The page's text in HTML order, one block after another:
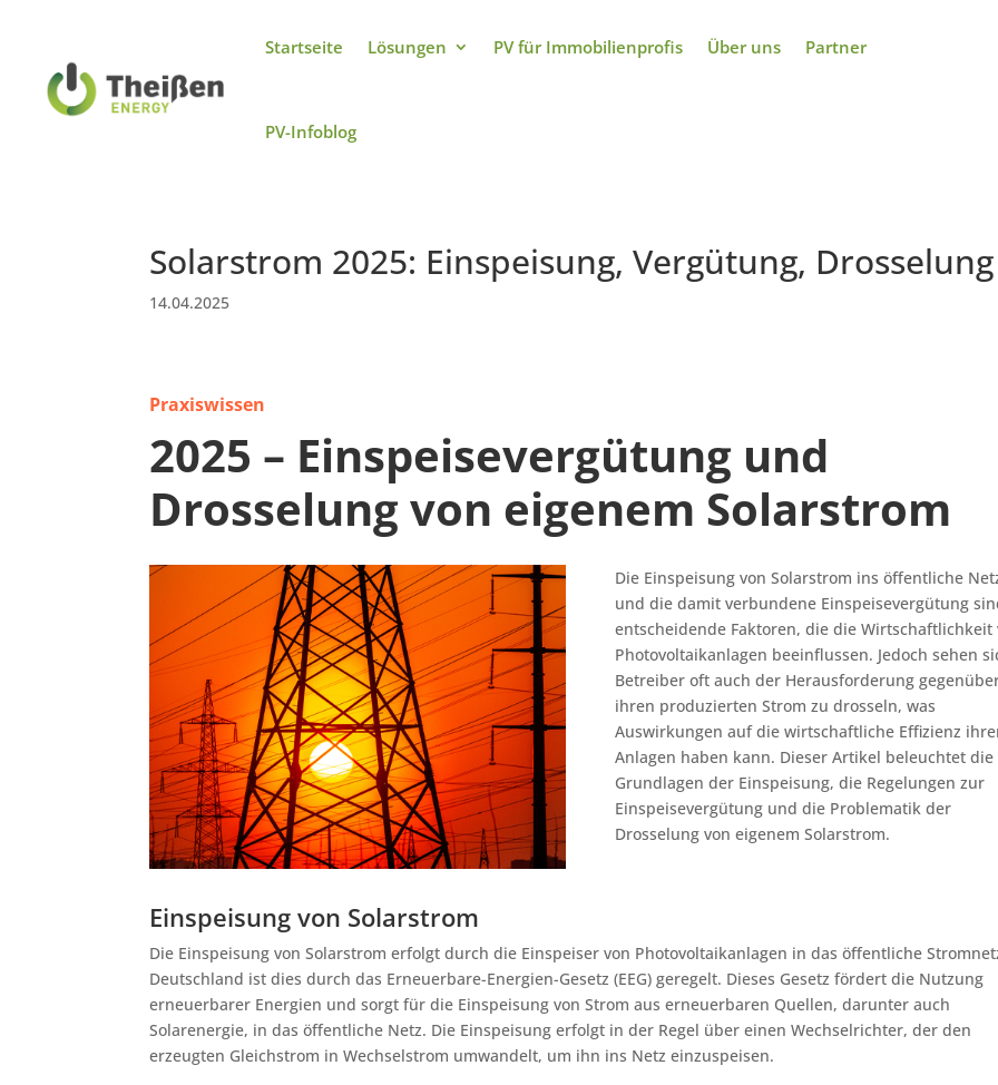
Startseite Lösungen PV für Immobilienprofis Über uns Partner
PV-Infoblog
Startseite Lösungen PV für Immobilienprofis Über uns Partner
PV-Infoblog
Solarstrom 2025: Einspeisung, Vergütung, Drosselung
14.04.2025
Praxiswissen
2025 – Einspeisevergütung und
Drosselung von eigenem Solarstrom
Die Einspeisung von Solarstrom ins öffentliche
und die damit verbundene Einspeisevergütung
entscheidende Faktoren, die die Wirtschaftlichkeit
Photovoltaikanlagen beeinflussen. Jedoch sehen
Betreiber oft auch der Herausforderung
ihren produzierten Strom zu drosseln, was
Auswirkungen auf die wirtschaftliche Effizienz
Anlagen haben kann. Dieser Artikel beleuchtet die
Grundlagen der Einspeisung, die Regelungen zur
Einspeisevergütung und die Problematik der
Drosselung von eigenem Solarstrom.
Einspeisung von Solarstrom
Die Einspeisung von Solarstrom erfolgt durch die Einspeiser von Photovoltaikanlagen in das öffentliche
Deutschland ist dies durch das Erneuerbare-Energien-Gesetz (EEG) geregelt. Dieses Gesetz fördert die Nutzung
erneuerbarer Energien und sorgt für die Einspeisung von Strom aus erneuerbaren Quellen, darunter auch
Solarenergie, in das öffentliche Netz. Die Einspeisung erfolgt in der Regel über einen Wechselrichter, der den
erzeugten Gleichstrom in Wechselstrom umwandelt, um ihn ins Netz einzuspeisen.